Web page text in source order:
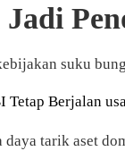
suku
Tetap Berjalan
tarik aset